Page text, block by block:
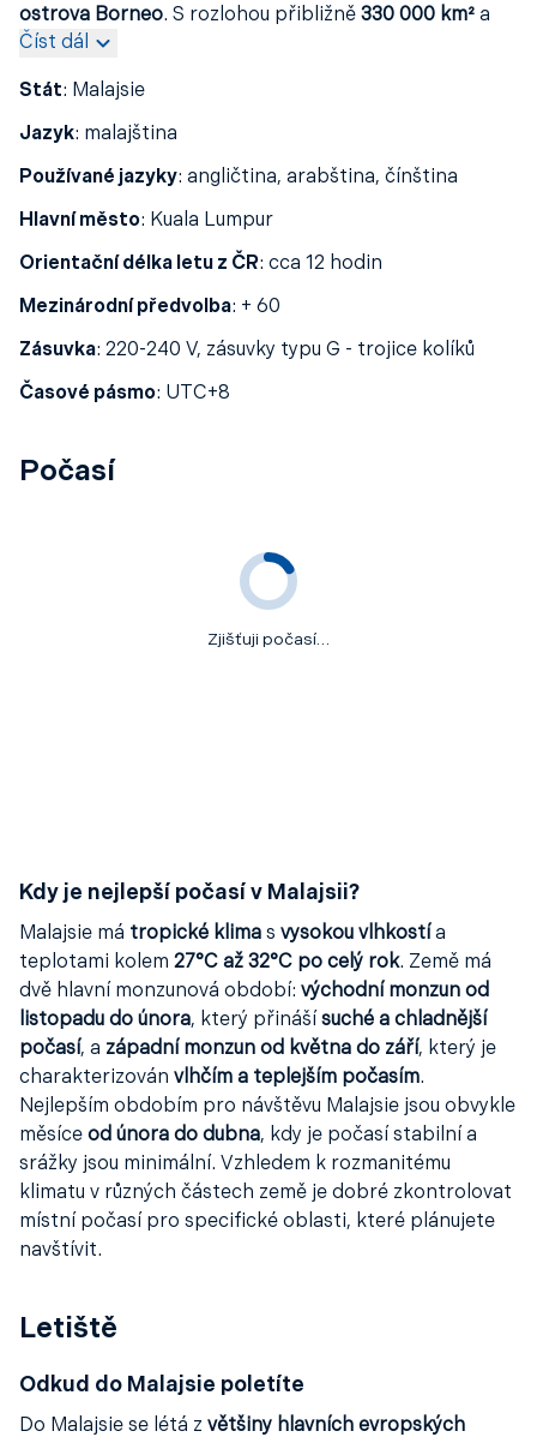
ostrova Borneo. S rozlohou přibližně 330 000 km² a
populací přes
kulturně. Hlavním městem je
moderníPutrajaya
průmysl,turistika izemědělství. Je proslulá svou
úchvatnou přírodou abohatou biodiverzitou
rozsáhlé deštné pralesyukrývají
zvířat, zatímcokorálové útesylákajípotápěče
světa.
Číst dál
Stát: Malajsie
Jazyk: malajština
Používané jazyky: angličtina, arabština, čínština
Hlavní město: Kuala Lumpur
Orientační délka letu z ČR: cca 12 hodin
Mezinárodní předvolba: + 60
Zásuvka: 220-240 V, zásuvky typu G - trojice kolíků
Časové pásmo: UTC+8
Počasí
Zjišťuji počasí…
Kdy je nejlepší počasí v Malajsii?
Malajsie má tropické klima s vysokou vlhkostí a
teplotami kolem 27°C až 32°C po celý rok. Země má
dvě hlavní monzunová období: východní monzun od
listopadu do února, který přináší suché a chladnější
počasí, a západní monzun od května do září, který je
charakterizován vlhčím a teplejším počasím.
Nejlepším obdobím pro návštěvu Malajsie jsou obvykle
měsíce od února do dubna, kdy je počasí stabilní a
srážky jsou minimální. Vzhledem k rozmanitému
klimatu v různých částech země je dobré zkontrolovat
místní počasí pro specifické oblasti, které plánujete
navštívit.
Letiště
Odkud do Malajsie poletíte
Do Malajsie se létá z většiny hlavních evropských